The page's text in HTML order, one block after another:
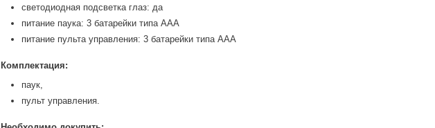
светодиодная подсветка глаз: да
питание паука: 3 батарейки типа ААА
питание пульта управления: 3 батарейки типа ААА
Комплектация:
паук,
пульт управления.